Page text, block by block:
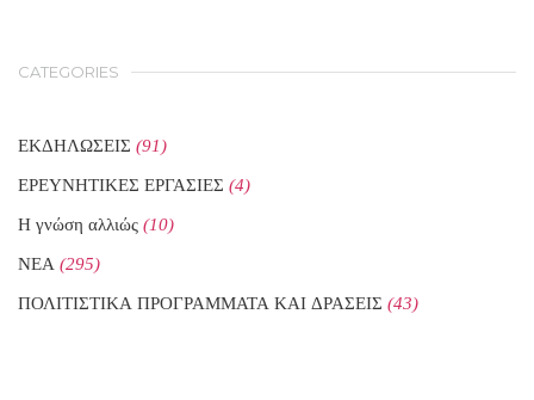
CATEGORIES
ΕΚΔΗΛΩΣΕΙΣ (91)
ΕΡΕΥΝΗΤΙΚΕΣ ΕΡΓΑΣΙΕΣ (4)
Η γνώση αλλιώς (10)
ΝΕΑ (295)
ΠΟΛΙΤΙΣΤΙΚΑ ΠΡΟΓΡΑΜΜΑΤΑ ΚΑΙ ΔΡΑΣΕΙΣ (43)